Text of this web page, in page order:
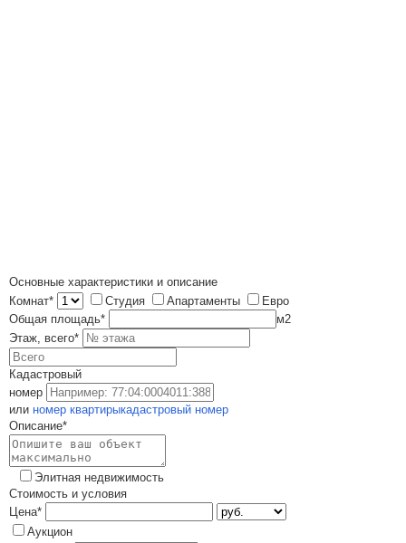
Основные характеристики и описание
Комнат*
Студия Апартаменты
Евро
Общая площадь*
м2
Этаж, всего*
Кадастровый
номер
или номер квартирыкадастровый номер
Описание*
Элитная недвижимость
Стоимость и условия
Цена*
Аукцион